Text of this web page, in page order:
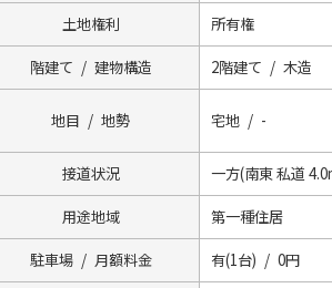
土地権利 所有権
階建て / 建物構造 2階建て / 木造
地目 / 地勢 宅地 / -
接道状況 一方(南東 私道
用途地域 第一種住居
駐車場 / 月額料金 有(1台) / 0円